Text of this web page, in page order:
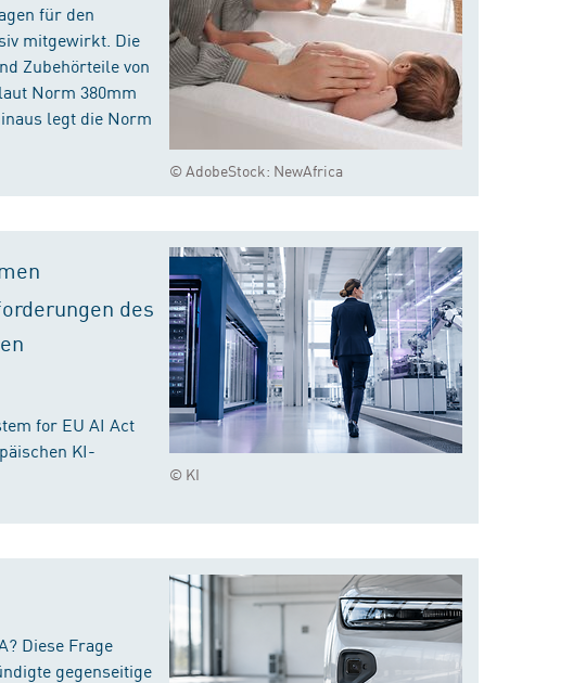
© AdobeStock: NewAfrica
für den
mitgewirkt. Die
Zubehörteile von
Norm 380mm
legt die Norm
© KI
des
for EU AI Act
KI-
Diese Frage
gegenseitige